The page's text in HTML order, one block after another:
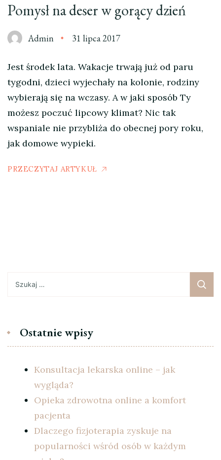
Pomysł na deser w gorący dzień
Admin 31 lipca 2017
Jest środek lata. Wakacje trwają już od paru
tygodni, dzieci wyjechały na kolonie, rodziny
wybierają się na wczasy. A w jaki sposób Ty
możesz poczuć lipcowy klimat? Nic tak
wspaniale nie przybliża do obecnej pory roku,
jak domowe wypieki.
PRZECZYTAJ ARTYKUŁ
Ostatnie wpisy
Konsultacja lekarska online – jak
wygląda?
Opieka zdrowotna online a komfort
pacjenta
Dlaczego fizjoterapia zyskuje na
popularności wśród osób w każdym